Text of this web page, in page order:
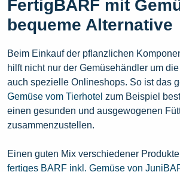
FertigBARF mit
bequeme Alternative
Beim Einkauf der pflanzlichen
hilft nicht nur der Gemüsehändler um
auch spezielle Onlineshops. So ist das
Gemüse vom Tierhotel zum Beispiel
einen gesunden und ausgewogenen
zusammenzustellen.
Einen guten Mix verschiedener
fertiges BARF inkl. Gemüse von